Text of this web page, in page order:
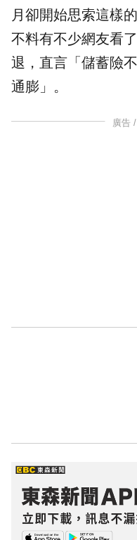
月卻開始思索這樣
不料有不少網友看
退，直言「儲蓄險
通膨 」。
廣告